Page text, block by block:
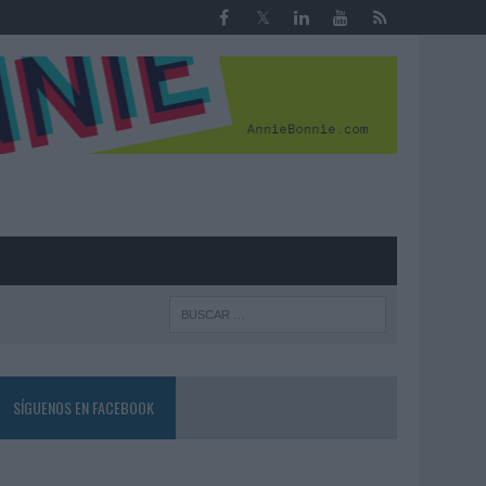
SÍGUENOS EN FACEBOOK